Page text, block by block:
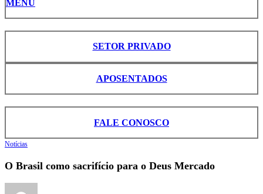
MENU
SETOR PRIVADO
APOSENTADOS
FALE CONOSCO
Notícias
O Brasil como sacrifício para o Deus Mercado